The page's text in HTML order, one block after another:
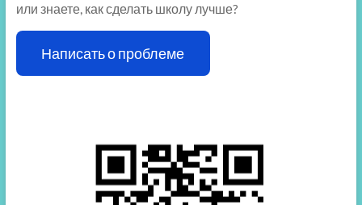
или знаете, как сделать школу лучше?
Написать о проблеме